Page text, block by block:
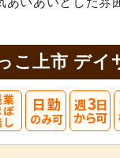
こ上市 デイ